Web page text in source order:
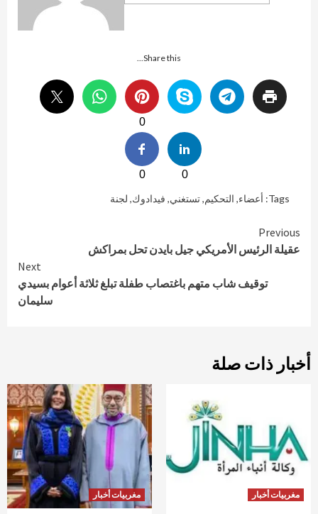
Share this...
0
0
0
Tags: أعضاء, التحكيم,تستغني, فيدادوك, لجنة
Continue
Reading
Previous
عقيلة الرئيس الأمريكي جيل بايدن تحل بمراكش
Next
توقيف شاب متهم باغتصاب طفلة تبلغ ثلاثة أعوام بسيدي
سليمان
أخبار ذات صلة
مغربيات أخبار مغربيات أخبار